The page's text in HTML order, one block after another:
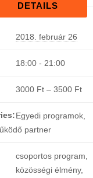
DETAILS
2018. február 26
18:00 - 21:00
3000 Ft – 3500 Ft
Egyedi programok,
partner
csoportos program
közösségi élmény,